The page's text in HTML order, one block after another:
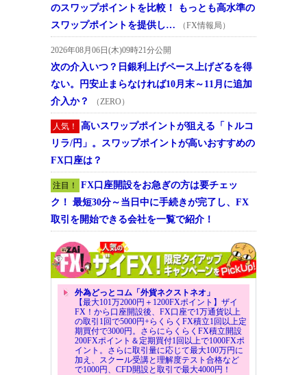
のスワップポイントを比較！ もっとも高水準の
スワップポイントを提供し…
（FX情報局）
2026年08月06日(木)09時21分公開
次の介入いつ？日銀利上げペース上げざるを得
ない。円安止まらなければ10月末～11月に追加
介入か？
（ZERO）
人気！
高いスワップポイントが狙える「トルコ
リラ/円」。スワップポイントが高いおすすめの
FX口座は？
注目！
FX口座開設をお急ぎの方は要チェッ
ク！ 最短30分～当日中に手続きが完了し、FX
取引を開始できる会社を一覧で紹介！
外為どっとコム「外貨ネクストネオ」
【最大101万2000円＋1200FXポイント】ザイ
FX！から口座開設後、FX口座で1万通貨以上
の取引1回で5000円+らくらくFX積立1回以上定
期買付で3000円。さらにらくらくFX積立開設
200FXポイント＆定期買付1回以上で1000FXポ
イント。さらに取引量に応じて最大100万円に
加え、スクール受講と理解度テスト合格など
で1000円、CFD開設と取引で最大4000円！